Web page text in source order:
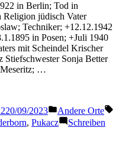
in Berlin; Tod in
Religion jüdisch Vater
Techniker; +12.12.1942
in Posen; +Juli 1940
mit Scheindel Krischer
Sonja Better
Meseritz; …
20/09/2023
Veröffentlicht
in
Andere Orte
, Pukacz
Schreiben